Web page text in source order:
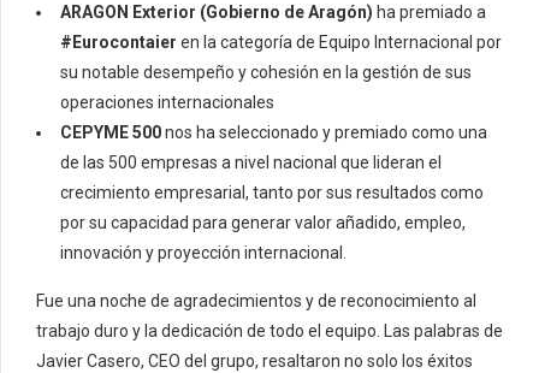
ARAGON Exterior (Gobierno de Aragón) ha premiado a
#Eurocontaier en la categoría de Equipo Internacional por
su notable desempeño y cohesión en la gestión de sus
operaciones internacionales
CEPYME 500nos ha seleccionado y premiado como una
de las 500 empresas a nivel nacional que lideran el
crecimiento empresarial, tanto por sus resultados como
por su capacidad para generar valor añadido, empleo,
innovación y proyección internacional.
Fue una noche de agradecimientos y de reconocimiento al
trabajo duro y la dedicación de todo el equipo. Las palabras de
Javier Casero, CEO del grupo, resaltaron no solo los éxitos